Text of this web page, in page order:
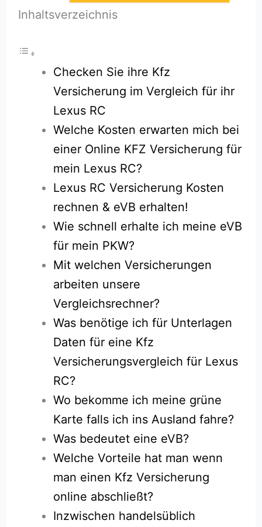
Inhaltsverzeichnis
Checken Sie ihre Kfz
Versicherung im Vergleich für ihr
Lexus RC
Welche Kosten erwarten mich bei
einer Online KFZ Versicherung für
mein Lexus RC?
Lexus RC Versicherung Kosten
rechnen & eVB erhalten!
Wie schnell erhalte ich meine eVB
für mein PKW?
Mit welchen Versicherungen
arbeiten unsere
Vergleichsrechner?
Was benötige ich für Unterlagen
Daten für eine Kfz
Versicherungsvergleich für Lexus
RC?
Wo bekomme ich meine grüne
Karte falls ich ins Ausland fahre?
Was bedeutet eine eVB?
Welche Vorteile hat man wenn
man einen Kfz Versicherung
online abschließt?
Inzwischen handelsüblich